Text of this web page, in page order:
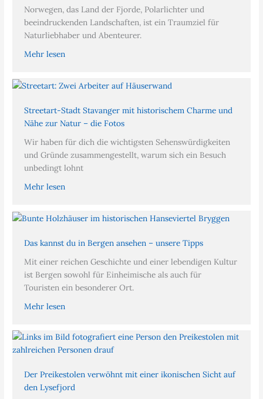
Norwegen, das Land der Fjorde, Polarlichter und
beeindruckenden Landschaften, ist ein Traumziel für
Naturliebhaber und Abenteurer.
Mehr lesen
Streetart-Stadt Stavanger mit historischem Charme und
Nähe zur Natur – die Fotos
Wir haben für dich die wichtigsten Sehenswürdigkeiten
und Gründe zusammengestellt, warum sich ein Besuch
unbedingt lohnt
Mehr lesen
Das kannst du in Bergen ansehen – unsere Tipps
Mit einer reichen Geschichte und einer lebendigen Kultur
ist Bergen sowohl für Einheimische als auch für
Touristen ein besonderer Ort.
Mehr lesen
Der Preikestolen verwöhnt mit einer ikonischen Sicht auf
den Lysefjord